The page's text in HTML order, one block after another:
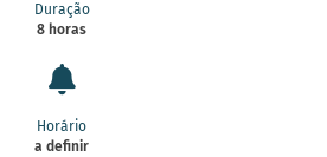
Duração
8 horas
Horário
a definir